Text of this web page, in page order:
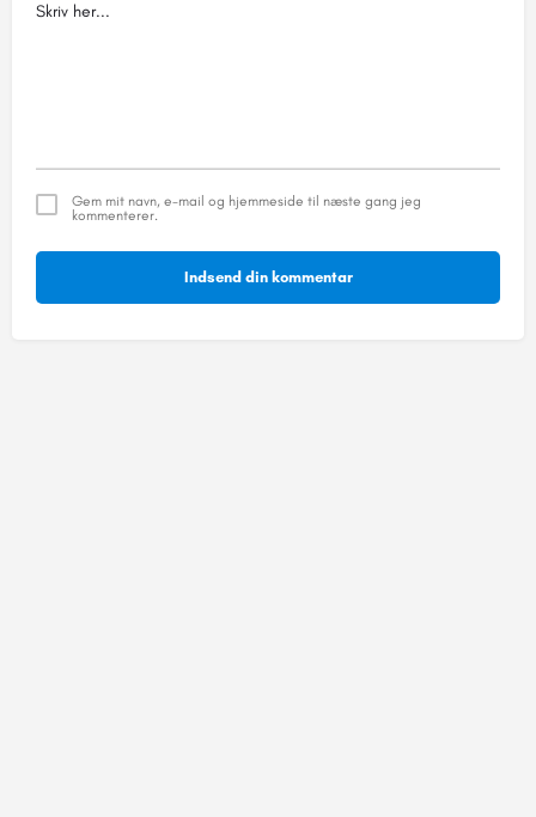
Gem mit navn, e-mail og hjemmeside til næste gang jeg
kommenterer.
Indsend din kommentar